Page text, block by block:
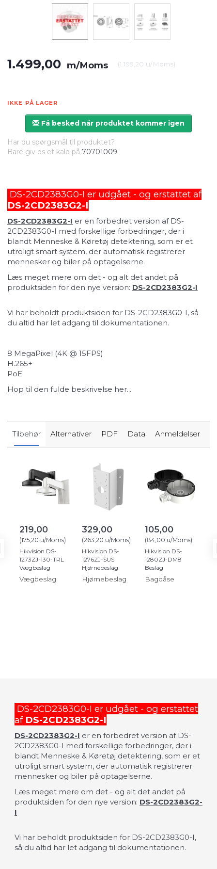
1.499,00 m/Moms (1.199,20 u/Moms)
IKKE PÅ LAGER
Få besked når produktet kommer igen
Har du spørgsmål til produktet?
Bare giv os et kald på 70701009
DS-2CD2383G0-I er udgået - og erstattet af
DS-2CD2383G2-I
DS-2CD2383G2-I er en forbedret version af DS-
2CD2383G0-I med forskellige forbedringer, der i
blandt Menneske & Køretøj detektering, som er et
utroligt smart system, der automatisk registrerer
mennesker og biler på optagelserne.
Læs meget mere om det - og alt det andet på
produktsiden for den nye version: DS-2CD2383G2-I
Vi har beholdt produktsiden for DS-2CD2383G0-I, så
du altid har let adgang til dokumentationen.
8 MegaPixel (4K @ 15FPS)
H.265+
PoE
Hop til den fulde beskrivelse her...
Tilbehør Alternativer PDF Data Anmeldelser
219,00
(175,20 u/Moms)
Hikvision DS-
1273ZJ-130-TRL
Vægbeslag
Vægbeslag
329,00
(263,20 u/Moms)
Hikvision DS-
1276ZJ-SUS
Hjørnebeslag
Hjørnebeslag
105,00
(84,00 u/Moms)
Hikvision DS-
1280ZJ-DM8
Beslag
Bagdåse
DS-2CD2383G0-I er udgået - og erstattet
af DS-2CD2383G2-I
DS-2CD2383G2-I er en forbedret version af DS-
2CD2383G0-I med forskellige forbedringer, der i
blandt Menneske & Køretøj detektering, som er et
utroligt smart system, der automatisk registrerer
mennesker og biler på optagelserne.
Læs meget mere om det - og alt det andet på
produktsiden for den nye version: DS-2CD2383G2-
I
Vi har beholdt produktsiden for DS-2CD2383G0-I,
så du altid har let adgang til dokumentationen.